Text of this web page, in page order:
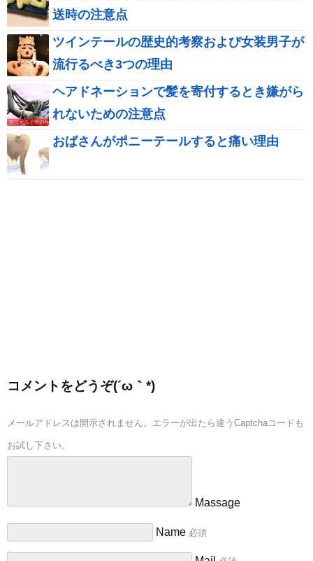
送時の注意点
ツインテールの歴史的考察および女装男子が
流行るべき3つの理由
ヘアドネーションで髪を寄付するとき嫌がら
れないための注意点
おばさんがポニーテールすると痛い理由
コメントをどうぞ(´ω｀*)
メールアドレスは開示されません。エラーが出たら違うCaptchaコードも
お試し下さい。
Massage
Name 必須